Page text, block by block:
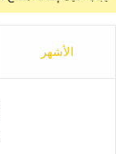
الأشهر